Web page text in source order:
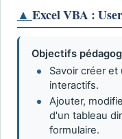
▲ Excel VBA :
Objectifs
Savoir créer et
interactifs.
Ajouter,
d'un tableau
formulaire.